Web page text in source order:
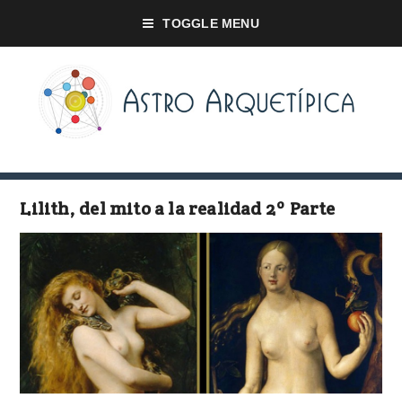
TOGGLE MENU
Lilith, del mito a la realidad 2º Parte